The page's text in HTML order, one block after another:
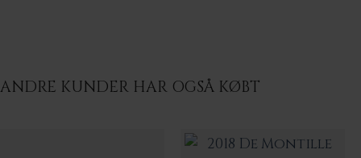
ANDRE KUNDER HAR OGSÅ KØBT